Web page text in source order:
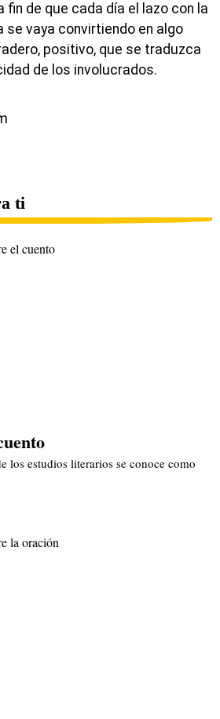
fin de que cada día el lazo con la
se vaya convirtiendo en algo
positivo, que se traduzca
de los involucrados.
ti
los estudios literarios se conoce como